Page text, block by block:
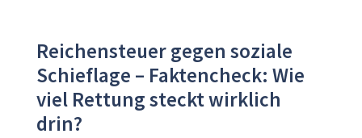
Reichensteuer gegen soziale
Schieflage – Faktencheck: Wie
viel Rettung steckt wirklich
drin?